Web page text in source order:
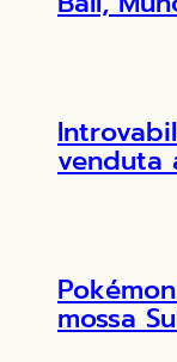
venduta
mossa